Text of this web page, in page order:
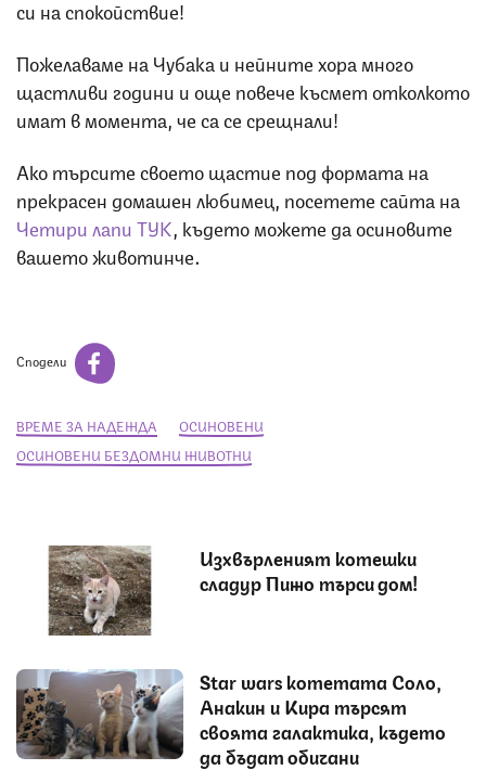
си на спокойствие!
Пожелаваме на Чубака и нейните хора много
щастливи години и още повече късмет отколкото
имат в момента, че са се срещнали!
Ако търсите своето щастие под формата на
прекрасен домашен любимец, посетете сайта на
Четири лапи ТУК , където можете да осиновите
вашето животинче.
Сподели
ВРЕМЕ ЗА НАДЕЖДА
ОСИНОВЕНИ
ОСИНОВЕНИ БЕЗДОМНИ ЖИВОТНИ
Изхвърленият котешки
сладур Пижо търси дом!
Star wars котетата Соло,
Анакин и Кира търсят
своята галактика, където
да бъдат обичани